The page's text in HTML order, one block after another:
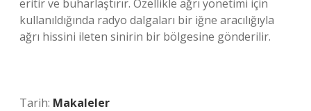
eritir ve buharlaştırır. Özellikle ağrı yönetimi için
kullanıldığında radyo dalgaları bir iğne aracılığıyla
ağrı hissini ileten sinirin bir bölgesine gönderilir.
Tarih: Makaleler